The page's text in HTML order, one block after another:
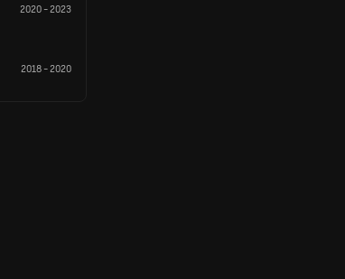
2020-2023
2018-2020